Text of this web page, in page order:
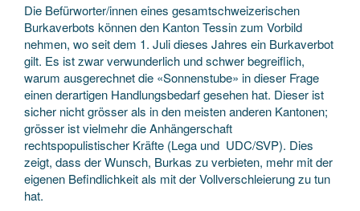
Die Befürworter/innen eines gesamtschweizerischen
Burkaverbots können den Kanton Tessin zum Vorbild
nehmen, wo seit dem 1. Juli dieses Jahres ein Burkaverbot
gilt. Es ist zwar verwunderlich und schwer begreiflich,
warum ausgerechnet die «Sonnenstube» in dieser Frage
einen derartigen Handlungsbedarf gesehen hat. Dieser ist
sicher nicht grösser als in den meisten anderen Kantonen;
grösser ist vielmehr die Anhängerschaft
rechtspopulistischer Kräfte (Lega und UDC/SVP). Dies
zeigt, dass der Wunsch, Burkas zu verbieten, mehr mit der
eigenen Befindlichkeit als mit der Vollverschleierung zu tun
hat.